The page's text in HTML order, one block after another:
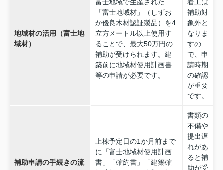
地域材の活用（富士地
域材）
富士地域で生産された
「富士地域材」（しずお
か優良木材認証製品）を4
立方メートル以上使用す
ることで、最大50万円の
補助が受けられます。建
築前に地域材使用計画書
等の申請が必要です。
着工は
補助対
象外と
なりま
すの
で、申
請時期
の確認
が重要
です。
補助申請の手続きの流
上棟予定日の1か月前まで
に「富士地域材使用計画
書」「確約書」「建築確
書類の
不備や
提出遅
れがあ
ると補
助が受